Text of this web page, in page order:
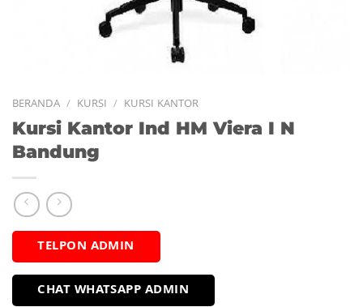
BERANDA / KURSI / KURSI KANTOR
Kursi Kantor Ind HM Viera I N
Bandung
TELPON ADMIN
CHAT WHATSAPP ADMIN